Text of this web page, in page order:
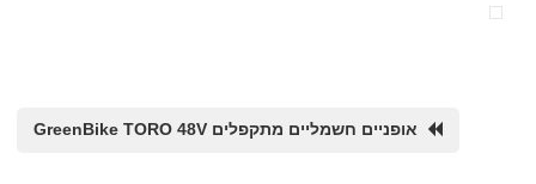
אופניים חשמליים מתקפלים GreenBike TORO 48V